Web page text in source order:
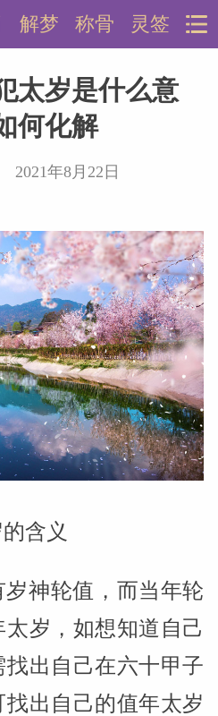
灵签
称骨
解梦
太岁是什么意
何化解
2021年8月22日
含义
神轮值，而当年轮
岁，如想知道自己
出自己在六十甲子
出自己的值年太岁